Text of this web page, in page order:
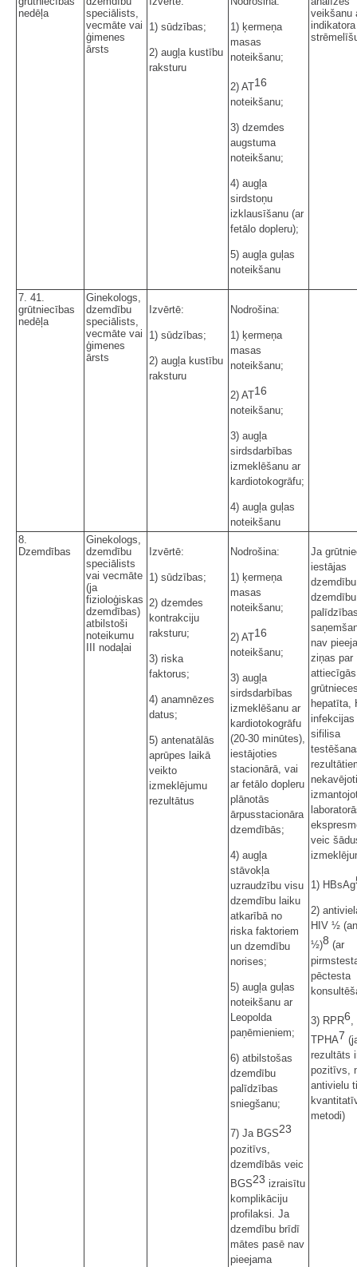
nedēļa
speciālists,
vecmāte vai
ģimenes
ārsts
1) sūdzības;
2) augļa kustību
raksturu
1) ķermeņa
masas
noteikšanu;
2) AT16
noteikšanu;
3) dzemdes
augstuma
noteikšanu;
4) augļa
sirdstoņu
izklausīšanu (ar
fetālo dopleru);
5) augļa guļas
noteikšanu
veikšanu
indikatora
7. 41.
grūtniecības
nedēļa
Ginekologs,
dzemdību
speciālists,
vecmāte vai
ģimenes
ārsts
Izvērtē:
1) sūdzības;
2) augļa kustību
raksturu
Nodrošina:
1) ķermeņa
masas
noteikšanu;
2) AT16
noteikšanu;
3) augļa
sirdsdarbības
izmeklēšanu ar
kardiotokogrāfu;
4) augļa guļas
noteikšanu
8.
Dzemdības
Ginekologs,
dzemdību
speciālists
vai vecmāte
(ja
fizioloģiskas
dzemdības)
atbilstoši
noteikumu
III nodaļai
Izvērtē:
1) sūdzības;
2) dzemdes
kontrakciju
raksturu;
3) riska
faktorus;
4) anamnēzes
datus;
5) antenatālās
aprūpes laikā
veikto
izmeklējumu
rezultātus
Nodrošina:
1) ķermeņa
masas
noteikšanu;
2) AT16
noteikšanu;
3) augļa
sirdsdarbības
izmeklēšanu ar
kardiotokogrāfu
(20-30 minūtes),
iestājoties
stacionārā, vai
ar fetālo dopleru
plānotās
ārpusstacionāra
dzemdībās;
4) augļa
stāvokļa
uzraudzību visu
dzemdību laiku
atkarībā no
riska faktoriem
un dzemdību
norises;
5) augļa guļas
noteikšanu ar
Leopolda
paņēmieniem;
6) atbilstošas
dzemdību
palīdzības
sniegšanu;
7) Ja BGS23
pozitīvs,
dzemdībās veic
BGS23 izraisītu
komplikāciju
profilaksi. Ja
dzemdību brīdī
mātes pasē nav
pieejama
Ja
iestājas
dzemdību
nav
ziņas par
attiecīgās
hepatīta,
infekcijas
sifilisa
veic
1) HBsAg
2)
HIV ½
½)8 (ar
pēctesta
3) RPR6
TPHA7
rezultāts
pozitīvs,
antivielu
metodi)